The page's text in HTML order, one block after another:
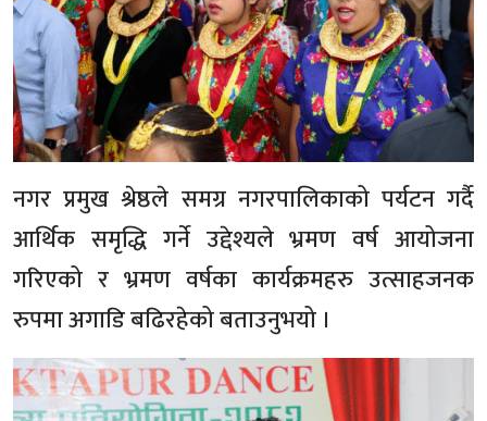
नगर प्रमुख श्रेष्ठले समग्र नगरपालिकाको पर्यटन गर्दै
आर्थिक समृद्धि गर्ने उद्देश्यले भ्रमण वर्ष आयोजना
गरिएको र भ्रमण वर्षका कार्यक्रमहरु उत्साहजनक
रुपमा अगाडि बढिरहेको बताउनुभयो ।